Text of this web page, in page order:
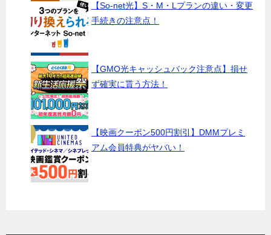
【So-net光】S・M・Lプランの違い・変更
手続きの注意点！
【GMO光キャッシュバック注意点】損せ
ず確実に貰う方法！
【映画クーポン500円割引】DMMプレミ
アム会員特典がヤバい！